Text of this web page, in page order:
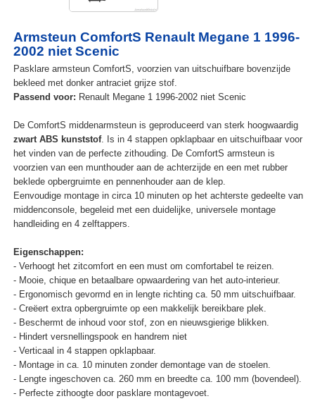
Armsteun ComfortS Renault Megane 1 1996-
2002 niet Scenic
Pasklare armsteun ComfortS, voorzien van uitschuifbare bovenzijde
bekleed met donker antraciet grijze stof.
Passend voor: Renault Megane 1 1996-2002 niet Scenic
De ComfortS middenarmsteun is geproduceerd van sterk hoogwaardig
zwart ABS kunststof. Is in 4 stappen opklapbaar en uitschuifbaar voor
het vinden van de perfecte zithouding. De ComfortS armsteun is
voorzien van een munthouder aan de achterzijde en een met rubber
beklede opbergruimte en pennenhouder aan de klep.
Eenvoudige montage in circa 10 minuten op het achterste gedeelte van
middenconsole, begeleid met een duidelijke, universele montage
handleiding en 4 zelftappers.
Eigenschappen:
- Verhoogt het zitcomfort en een must om comfortabel te reizen.
- Mooie, chique en betaalbare opwaardering van het auto-interieur.
- Ergonomisch gevormd en in lengte richting ca. 50 mm uitschuifbaar.
- Creëert extra opbergruimte op een makkelijk bereikbare plek.
- Beschermt de inhoud voor stof, zon en nieuwsgierige blikken.
- Hindert versnellingspook en handrem niet
- Verticaal in 4 stappen opklapbaar.
- Montage in ca. 10 minuten zonder demontage van de stoelen.
- Lengte ingeschoven ca. 260 mm en breedte ca. 100 mm (bovendeel).
- Perfecte zithoogte door pasklare montagevoet.